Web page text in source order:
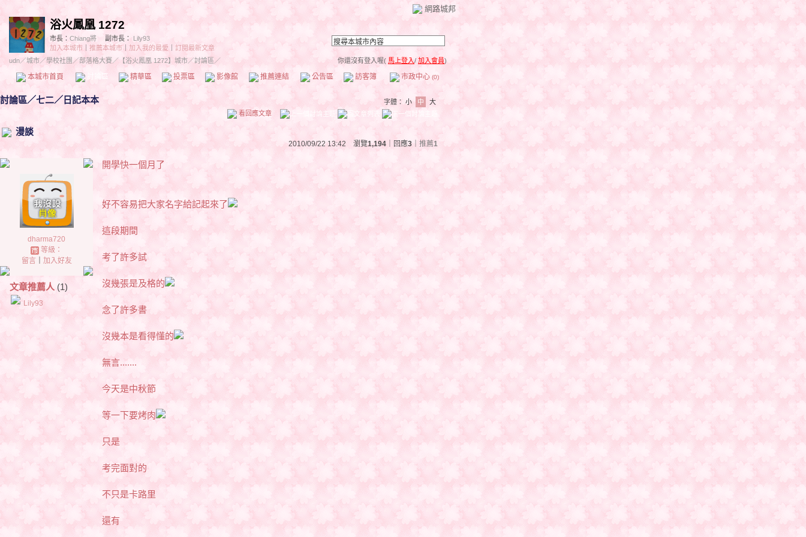
網路城邦
浴火鳳凰 1272
市長： Chiang將 副市長：
Lily93
加入本城市
推薦本城市 加入我的最愛
訂閱最新文章
udn／城市／學校社團 ／部落格大賽／ 【浴火鳳凰 1272】城市／討論區／ 你還沒有登入喔( 馬上登入/ 加入會員)
本城市首頁 討論區 精華區 投票區 影像館 推薦連結 公告區 訪客簿 市政中心 (0)
討論區／七二／日記本本 字體： 小 中
大
看回應文章
漫談
2010/09/22 13:42 瀏覽1,194 ｜回應3 推薦1
dharma720
等級：
留言｜ 加入好友
文章推薦人 (1)
Lily93
開學快一個月了
好不容易把大家名字給記起來了
這段期間
考了許多試
沒幾張是及格的
念了許多書
沒幾本是看得懂的
無言.......
今天是中秋節
等一下要烤肉
只是
考完面對的
不只是卡路里
還有